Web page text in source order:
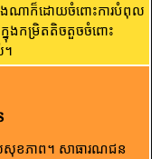
ណាក៏ដោយចំពោះការបំពុល
នុងកម្រិតតិចតួចចំពោះ
។
សុខភាព។ សាធារណជន​